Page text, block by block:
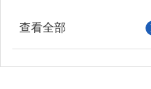
查看全部